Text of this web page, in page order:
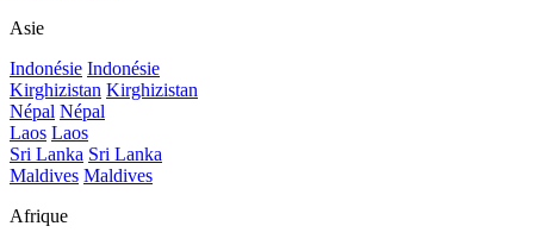
Asie
Indonésie Indonésie
Kirghizistan Kirghizistan
Népal Népal
Laos Laos
Sri Lanka Sri Lanka
Maldives Maldives
Afrique